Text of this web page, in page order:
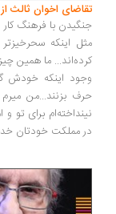
اخوان ثالث از رهبر
با فرهنگ کار عبثی
اینکه سحرخیزتر از
ما همین چیزها را
اینکه خودش گرجی
بزنند...من میرم رو
برای تو و امثال
مملکت خودتان خدمت